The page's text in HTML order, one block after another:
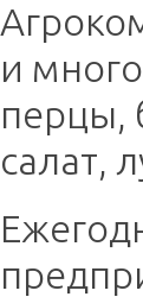
и
перцы,
салат,